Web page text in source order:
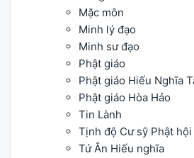
Mặc môn
Minh lý đạo
Minh sư đạo
Phật giáo
Phật giáo Hiếu Nghĩa
Phật giáo Hòa Hảo
Tin Lành
Tịnh độ Cư sỹ Phật hội
Tứ Ân Hiếu nghĩa